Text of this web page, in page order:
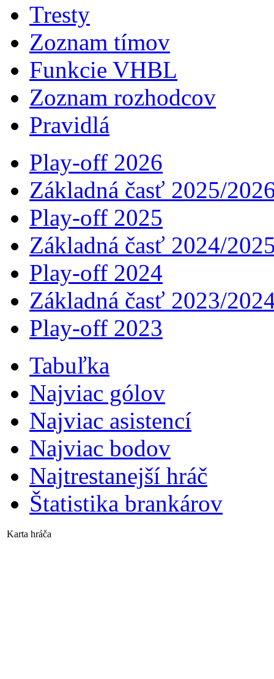
Tresty
Zoznam tímov
Funkcie VHBL
Zoznam rozhodcov
Pravidlá
Play-off 2026
Základná časť 2025/
Play-off 2025
Základná časť 2024/
Play-off 2024
Základná časť 2023/
Play-off 2023
Tabuľka
Najviac gólov
Najviac asistencí­
Najviac bodov
Najtrestanejší hráč
Štatistika brankárov
Karta hráča